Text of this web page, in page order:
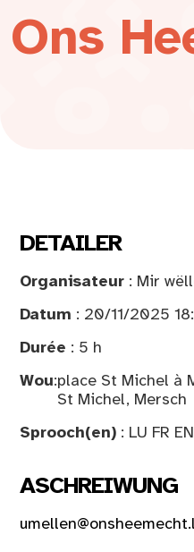
Ons
DETAILER
Organisateur : Mir
Datum : 20/11/2025
Durée : 5 h
Wou:place St Michel à
St Michel, Mersch
Sprooch(en) : LU FR
ASCHREIWUNG